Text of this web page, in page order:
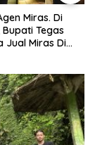
Miras. Di
Tegas
Jual Miras Di